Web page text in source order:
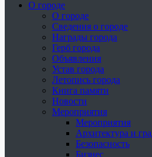
О городе
О городе
Сведения о городе
Награды города
Герб города
Объявления
Устав города
Летопись города
Книга памяти
Новости
Мероприятия
Мероприятия
Архитектура и
Безопасность
Бизнес